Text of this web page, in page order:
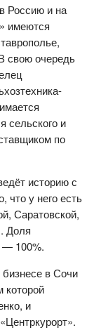
Россию и на
имеются
свою очередь
сельского и
по
историю с
что у него есть
Саратовской,
Доля
— 100%.
в Сочи
и